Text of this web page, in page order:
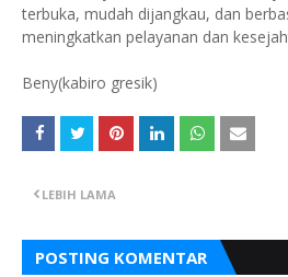
terbuka, mudah dijangkau, dan
meningkatkan pelayanan dan
Beny(kabiro gresik)
LEBIH LAMA
POSTING KOMENTAR